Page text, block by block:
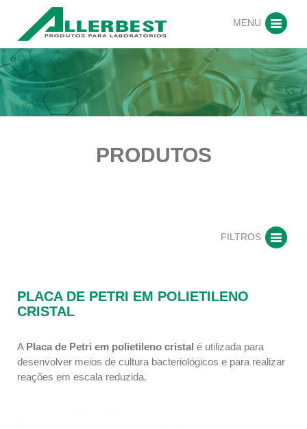
MENU
PRODUTOS
FILTROS
PLACA DE PETRI EM POLIETILENO
CRISTAL
A Placa de Petri em polietileno cristal é utilizada para
desenvolver meios de cultura bacteriológicos e para realizar
reações em escala reduzida.